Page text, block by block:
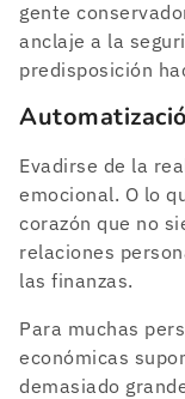
gente
anclaje a la
predisposición
Evadirse de la
emocional. O lo
corazón que no
relaciones
las finanzas.
Para muchas
económicas
demasiado